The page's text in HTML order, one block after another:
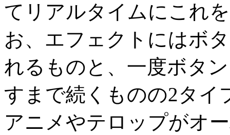
てリアルタイムにこれ
お、エフェクトにはボ
れるものと、一度ボタ
すまで続くものの2タイ
アニメやテロップがオ